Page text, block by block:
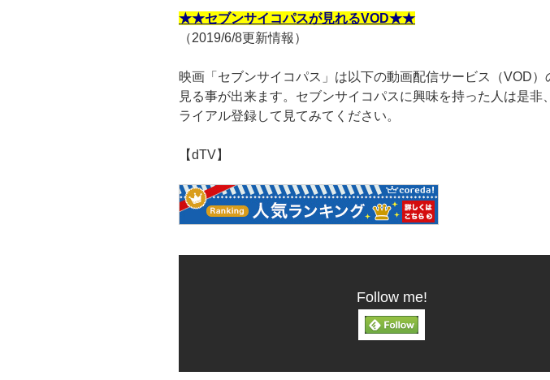
★★セブンサイコパスが見れるVOD★★
（2019/6/8更新情報）
映画「セブンサイコパス」は以下の動画配信サービス（VOD）
見る事が出来ます。セブンサイコパスに興味を持った人は是非
ライアル登録して見てみてください。
【dTV】
Follow me!